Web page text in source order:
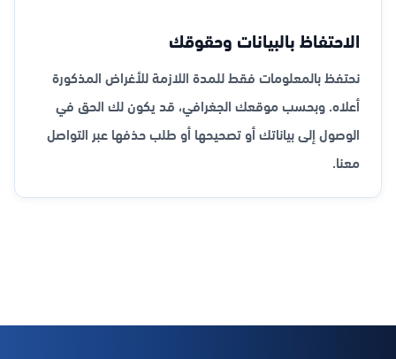
الاحتفاظ بالبيانات وحقوقك
نحتفظ بالمعلومات فقط للمدة اللازمة للأغراض المذكورة
أعلاه. وبحسب موقعك الجغرافي، قد يكون لك الحق في
الوصول إلى بياناتك أو تصحيحها أو طلب حذفها عبر التواصل
معنا.